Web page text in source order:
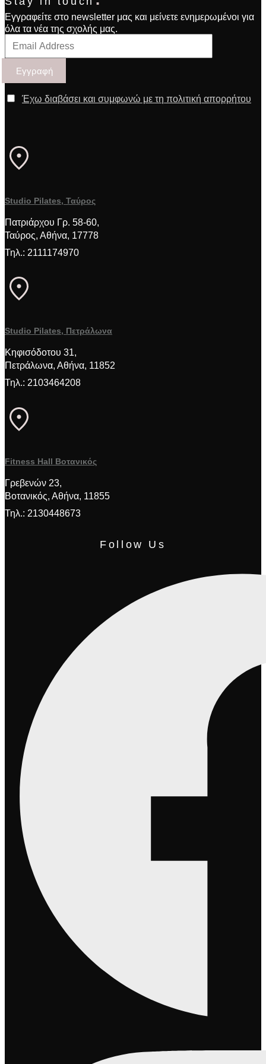
Εγγραφείτε στο newsletter μας και μείνετε ενημερωμένοι για
όλα τα νέα της σχολής μας.
Έχω διαβάσει και συμφωνώ με τη πολιτική απορρήτου
Studio Pilates, Ταύρος
Πατριάρχου Γρ. 58-60,
Ταύρος, Αθήνα, 17778
Τηλ.: 2111174970
Studio Pilates, Πετράλωνα
Κηφισόδοτου 31,
Πετράλωνα, Αθήνα, 11852
Τηλ.: 2103464208
Fitness Hall Βοτανικός
Γρεβενών 23,
Βοτανικός, Αθήνα, 11855
Τηλ.: 2130448673
Follow Us